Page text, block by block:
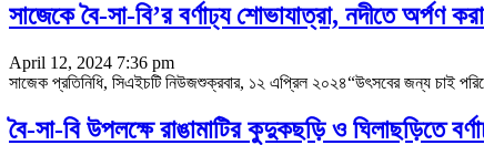
সাজেকে বৈ-সা-বি’র বর্ণাঢ্য শোভাযাত্রা, নদীতে অর্পণ
April 12, 2024 7:36 pm
সাজেক প্রতিনিধি, সিএইচটি নিউজশুক্রবার, ১২ এপ্রিল ২০২৪“উৎসবের জন্য চাই
বৈ-সা-বি উপলক্ষে রাঙামাটির কুদুকছড়ি ও ঘিলাছড়িতে